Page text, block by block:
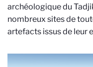
archéologique du
nombreux sites de
artefacts issus de leur